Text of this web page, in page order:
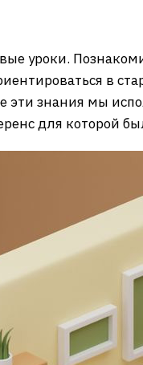
уроки.
в
эти знания мы
для которой